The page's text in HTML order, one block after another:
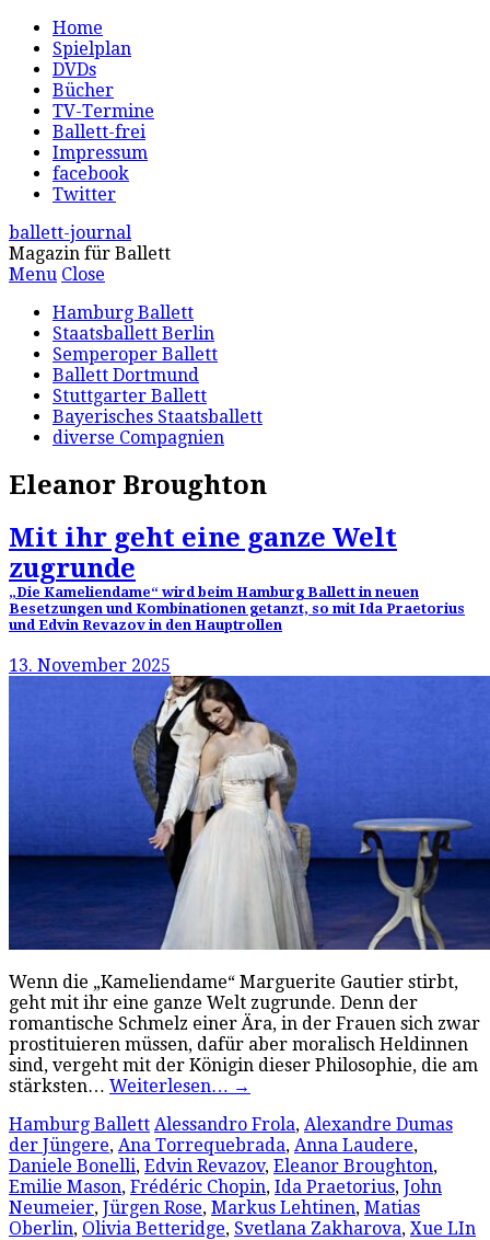
Home
Spielplan
DVDs
Bücher
TV-Termine
Ballett-frei
Impressum
facebook
Twitter
ballett-journal
Magazin für Ballett
Menu Close
Hamburg Ballett
Staatsballett Berlin
Semperoper Ballett
Ballett Dortmund
Stuttgarter Ballett
Bayerisches Staatsballett
diverse Compagnien
Eleanor Broughton
Mit ihr geht eine ganze Welt
zugrunde
„Die Kameliendame“ wird beim Hamburg Ballett in neuen
Besetzungen und Kombinationen getanzt, so mit Ida Praetorius
und Edvin Revazov in den Hauptrollen
13. November 2025
Wenn die „Kameliendame“ Marguerite Gautier stirbt,
geht mit ihr eine ganze Welt zugrunde. Denn der
romantische Schmelz einer Ära, in der Frauen sich zwar
prostituieren müssen, dafür aber moralisch Heldinnen
sind, vergeht mit der Königin dieser Philosophie, die am
stärksten… Weiterlesen… →
Hamburg Ballett Alessandro Frola, Alexandre Dumas
der Jüngere, Ana Torrequebrada, Anna Laudere,
Daniele Bonelli, Edvin Revazov, Eleanor Broughton,
Emilie Mason, Frédéric Chopin, Ida Praetorius, John
Neumeier, Jürgen Rose, Markus Lehtinen, Matias
Oberlin, Olivia Betteridge, Svetlana Zakharova, Xue LIn